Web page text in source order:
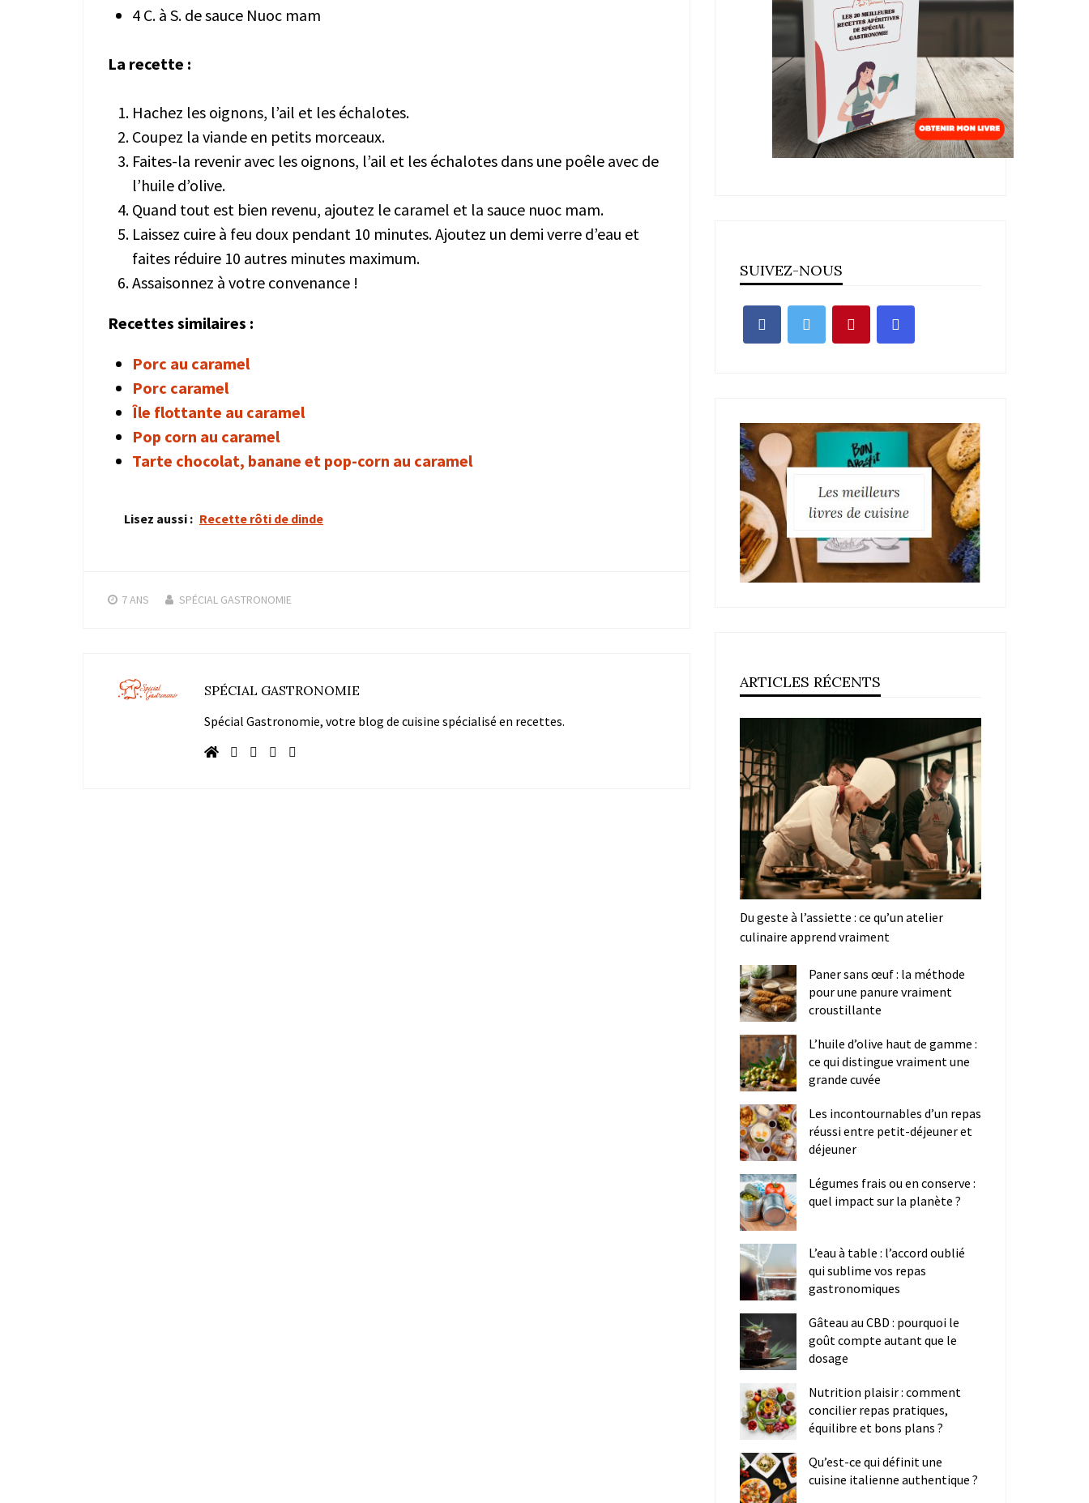
4 C. à S. de sauce Nuoc mam
La recette :
Hachez les oignons, l’ail et les échalotes.
Coupez la viande en petits morceaux.
Faites-la revenir avec les oignons, l’ail et les échalotes dans une poêle avec de
l’huile d’olive.
Quand tout est bien revenu, ajoutez le caramel et la sauce nuoc mam.
Laissez cuire à feu doux pendant 10 minutes. Ajoutez un demi verre d’eau et
faites réduire 10 autres minutes maximum.
Assaisonnez à votre convenance !
Recettes similaires :
Porc au caramel
Porc caramel
Île flottante au caramel
Pop corn au caramel
Tarte chocolat, banane et pop-corn au caramel
Lisez aussi : Recette rôti de dinde
7 ANS SPÉCIAL GASTRONOMIE
SPÉCIAL GASTRONOMIE
Spécial Gastronomie, votre blog de cuisine spécialisé en recettes.
SUIVEZ-NOUS
ARTICLES RÉCENTS
Du geste à l’assiette : ce qu’un atelier
culinaire apprend vraiment
Paner sans œuf : la méthode
pour une panure vraiment
croustillante
L’huile d’olive haut de gamme :
ce qui distingue vraiment une
grande cuvée
Les incontournables d’un repas
réussi entre petit-déjeuner et
déjeuner
Légumes frais ou en conserve :
quel impact sur la planète ?
L’eau à table : l’accord oublié
qui sublime vos repas
gastronomiques
Gâteau au CBD : pourquoi le
goût compte autant que le
dosage
Nutrition plaisir : comment
concilier repas pratiques,
équilibre et bons plans ?
Qu’est-ce qui définit une
cuisine italienne authentique ?